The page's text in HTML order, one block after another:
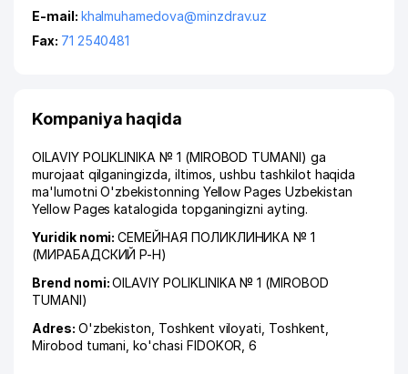
E-mail: khalmuhamedova@minzdrav.uz
Fax: 71 2540481
Kompaniya haqida
OILAVIY POLIKLINIKA № 1 (MIROBOD TUMANI) ga
murojaat qilganingizda, iltimos, ushbu tashkilot haqida
ma'lumotni O'zbekistonning Yellow Pages Uzbekistan
Yellow Pages katalogida topganingizni ayting.
Yuridik nomi:СЕМЕЙНАЯ ПОЛИКЛИНИКА № 1
(МИРАБАДСКИЙ Р-Н)
Brend nomi:OILAVIY POLIKLINIKA № 1 (MIROBOD
TUMANI)
Adres: O'zbekiston, Toshkent viloyati Toshkent
Mirobod tumani ,ko'chasi FIDOKOR , 6